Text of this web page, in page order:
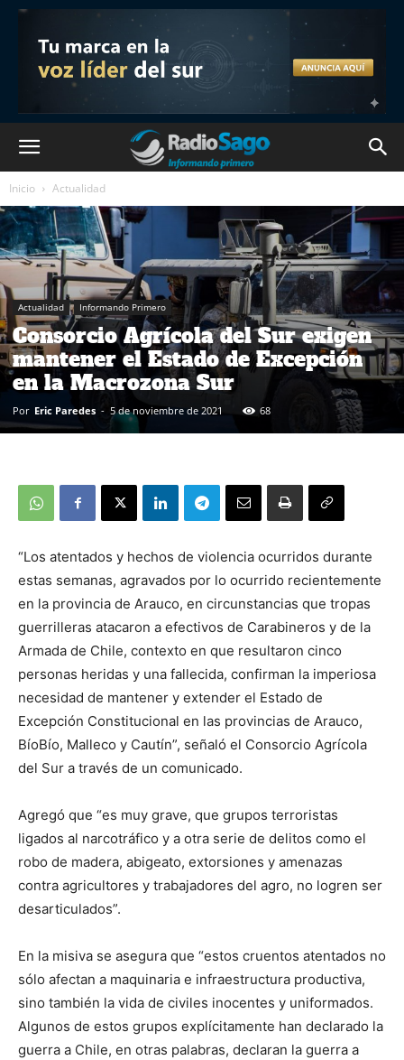
Inicio Actualidad
Actualidad Informando Primero
Consorcio Agrícola del Sur exigen
mantener el Estado de Excepción
en la Macrozona Sur
Por Eric Paredes - 5 de noviembre de 2021 68
“Los atentados y hechos de violencia ocurridos durante
estas semanas, agravados por lo ocurrido recientemente
en la provincia de Arauco, en circunstancias que tropas
guerrilleras atacaron a efectivos de Carabineros y de la
Armada de Chile, contexto en que resultaron cinco
personas heridas y una fallecida, confirman la imperiosa
necesidad de mantener y extender el Estado de
Excepción Constitucional en las provincias de Arauco,
BíoBío, Malleco y Cautín”, señaló el Consorcio Agrícola
del Sur a través de un comunicado.
Agregó que “es muy grave, que grupos terroristas
ligados al narcotráfico y a otra serie de delitos como el
robo de madera, abigeato, extorsiones y amenazas
contra agricultores y trabajadores del agro, no logren ser
desarticulados”.
En la misiva se asegura que “estos cruentos atentados no
sólo afectan a maquinaria e infraestructura productiva,
sino también la vida de civiles inocentes y uniformados.
Algunos de estos grupos explícitamente han declarado la
guerra a Chile, en otras palabras, declaran la guerra a